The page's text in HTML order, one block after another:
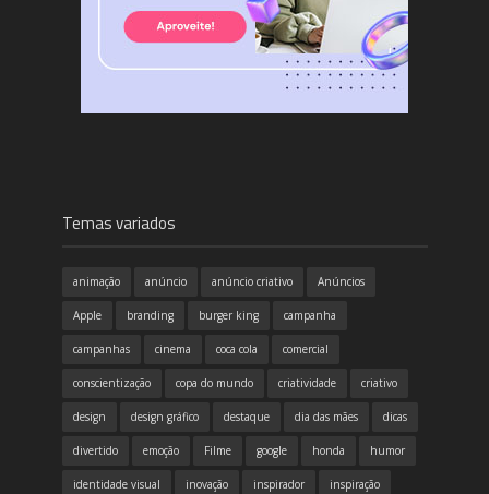
Temas variados
animação anúncio anúncio criativo Anúncios
Apple branding burger king campanha
campanhas cinema coca cola comercial
conscientização copa do mundo criatividade criativo
design design gráfico destaque dia das mães dicas
divertido emoção Filme google honda humor
identidade visual inovação inspirador inspiração